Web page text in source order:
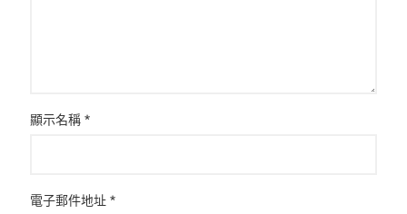
顯示名稱 *
電子郵件地址 *